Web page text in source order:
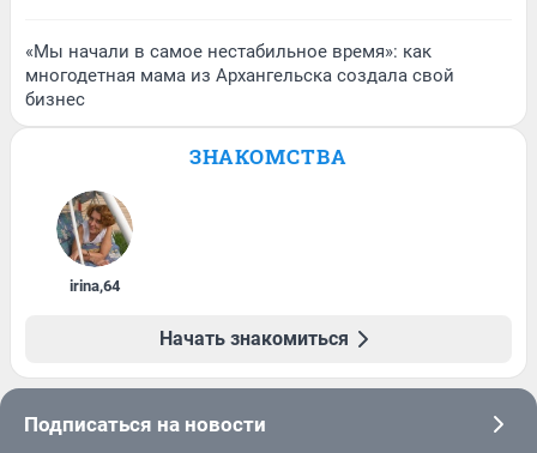
«Мы начали в самое нестабильное время»: как
многодетная мама из Архангельска создала свой
бизнес
ЗНАКОМСТВА
irina,64
Начать знакомиться
Подписаться на новости